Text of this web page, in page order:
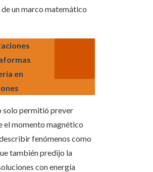
un marco matemático
en
solo permitió prever
el momento magnético
fenómenos como
también predijo la
con energía